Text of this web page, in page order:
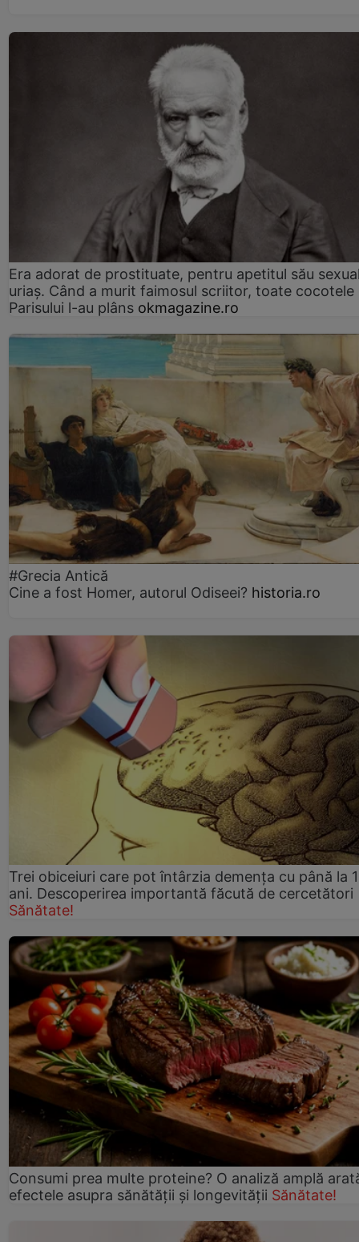
Era adorat de prostituate, pentru apetitul său
uriaș. Când a murit faimosul scriitor, toate cocotele
Parisului l-au plâns okmagazine.ro
#Grecia Antică
Cine a fost Homer, autorul Odiseei? historia.ro
Trei obiceiuri care pot întârzia demența cu până la
ani. Descoperirea importantă făcută de cercetători
Sănătate!
Consumi prea multe proteine? O analiză amplă
efectele asupra sănătății și longevității Sănătate!